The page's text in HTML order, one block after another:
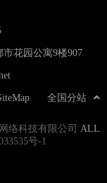
花园公寓9楼907
全国分站
络科技有限公司
ALL
号-1